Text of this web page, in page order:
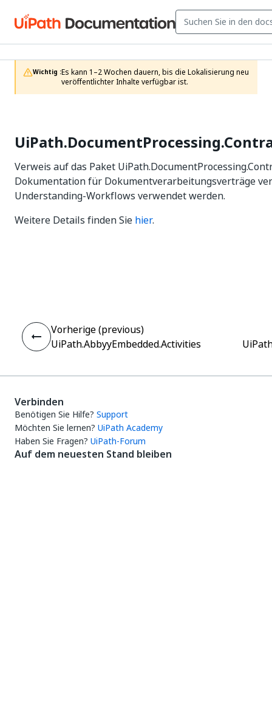
Wichtig :Es kann 1–2 Wochen dauern, bis die Lokalisierung neu
veröffentlichter Inhalte verfügbar ist.
Verweis auf das Paket
Dokumentation für Dokumentverarbeitungsverträge
Understanding-Workflows verwendet werden.
Weitere Details finden Sie hier.
Vorherige (previous)
UiPath.AbbyyEmbedded.Activities
Verbinden
Benötigen Sie Hilfe? Support
Möchten Sie lernen? UiPath Academy
Haben Sie Fragen? UiPath-Forum
Auf dem neuesten Stand bleiben